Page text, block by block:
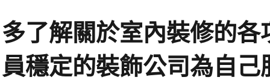
多了解關於室內裝修的
員穩定的裝飾公司為自己